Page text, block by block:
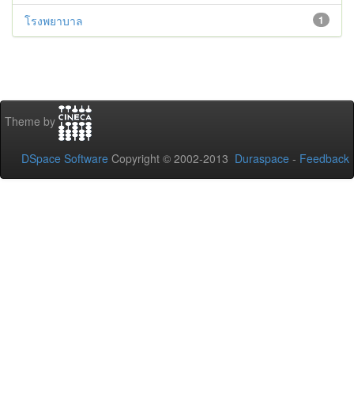
1
โรงพยาบาล
Theme by
DSpace Software Copyright © 2002-2013 Duraspace - Feedback